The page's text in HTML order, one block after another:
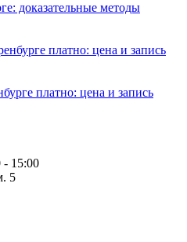
доказательные методы
платно: цена и запись
15:00
5